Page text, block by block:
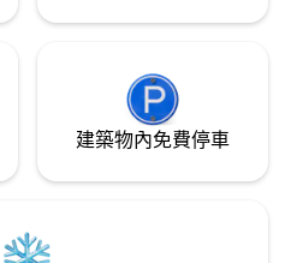
建築物內免費停車